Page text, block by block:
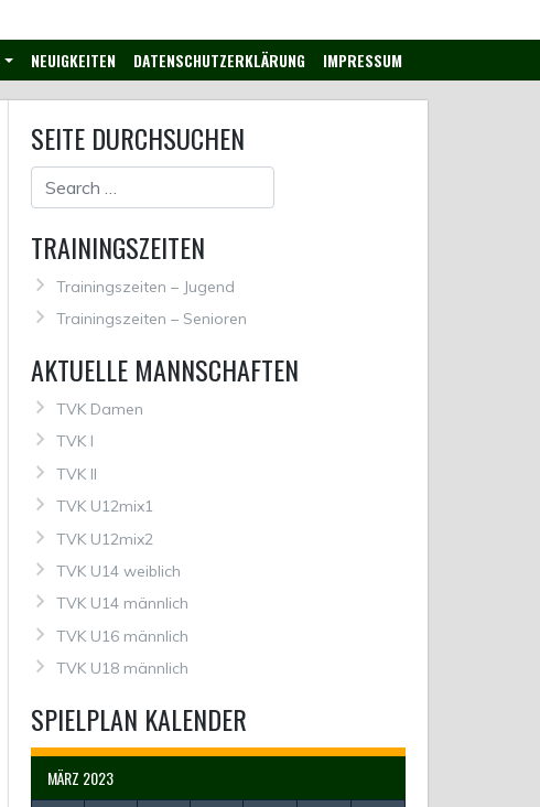
NEUIGKEITEN DATENSCHUTZERKLÄRUNG IMPRESSUM
SEITE DURCHSUCHEN
TRAININGSZEITEN
Trainingszeiten – Jugend
Trainingszeiten – Senioren
AKTUELLE MANNSCHAFTEN
TVK Damen
TVK I
TVK II
TVK U12mix1
TVK U12mix2
TVK U14 weiblich
TVK U14 männlich
TVK U16 männlich
TVK U18 männlich
SPIELPLAN KALENDER
MÄRZ 2023